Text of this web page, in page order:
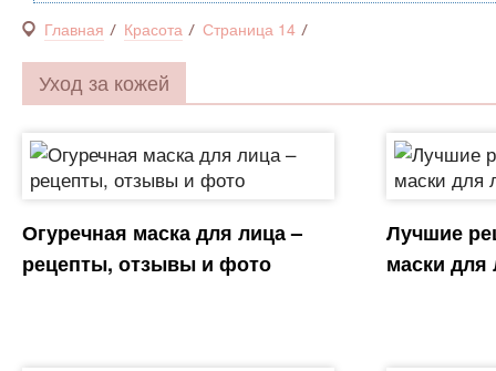
Главная Красота Страница 14
Уход за кожей
Огуречная маска для лица –
рецепты, отзывы и фото
Лучшие
маски для